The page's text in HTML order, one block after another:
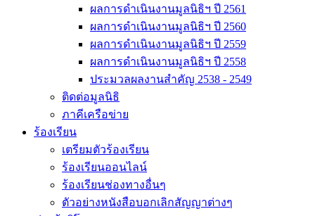
ผลการดำเนินงานมูลนิธิฯ ปี 2561
ผลการดำเนินงานมูลนิธิฯ ปี 2560
ผลการดำเนินงานมูลนิธิฯ ปี 2559
ผลการดำเนินงานมูลนิธิฯ ปี 2558
ประมวลผลงานสำคัญ 2538 - 2549
ติดต่อมูลนิธิ
ภาคีเครือข่าย
ร้องเรียน
เตรียมตัวร้องเรียน
ร้องเรียนออนไลน์
ร้องเรียนช่องทางอื่นๆ
ตัวอย่างหนังสือบอกเลิกสัญญาต่างๆ